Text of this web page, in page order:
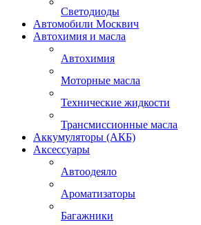
Светодиоды
Автомобили Москвич
Автохимия и масла
Автохимия
Моторные масла
Технические жидкости
Трансмиссионные масла
Аккумуляторы (АКБ)
Аксессуары
Автоодеяло
Ароматизаторы
Багажники